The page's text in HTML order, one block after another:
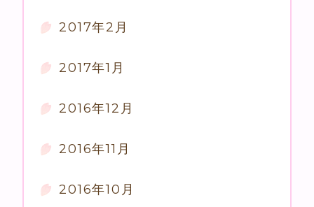
2017年2月
2017年1月
2016年12月
2016年11月
2016年10月